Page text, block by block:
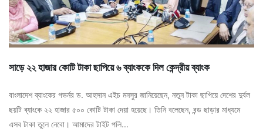
সাড়ে ২২ হাজার কোটি টাকা ছাপিয়ে ৬ ব্যাংককে দিল কেন্দ্রীয় ব্যাংক
বাংলাদেশ ব্যাংকের গভর্নর ড. আহসান এইচ মনসুর জানিয়েছেন, নতুন টাকা ছাপিয়ে দেশের দুর্বল
ছয়টি ব্যাংকে ২২ হাজার ৫০০ কোটি টাকা দেয়া হয়েছে। তিনি বলেছেন, বন্ড ছাড়ার মাধ্যমে
এসব টাকা তুলে নেবো। আমাদের টাইট পলি...